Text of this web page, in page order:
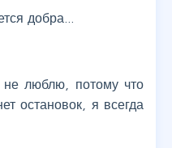
добра…
не люблю, потому что
остановок, я всегда